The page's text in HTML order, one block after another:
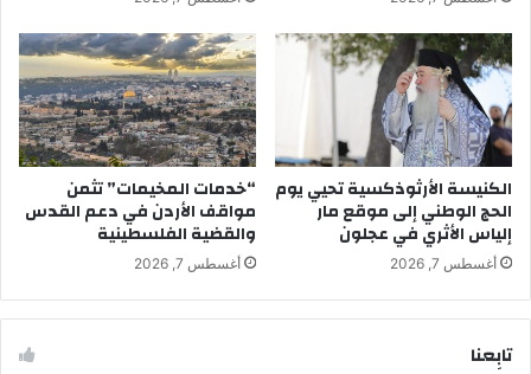
الكنيسة الأرثوذكسية تحيي يوم
الحج الوطني إلى موقع مار
إلياس الأثري في عجلون
أغسطس 7, 2026
“خدمات المخيمات” تثمن
مواقف الأردن في دعم القدس
والقضية الفلسطينية
أغسطس 7, 2026
تابِعنا